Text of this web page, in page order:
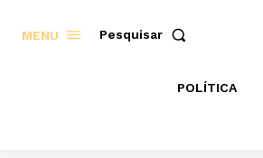
MENU Pesquisar
POLÍTICA